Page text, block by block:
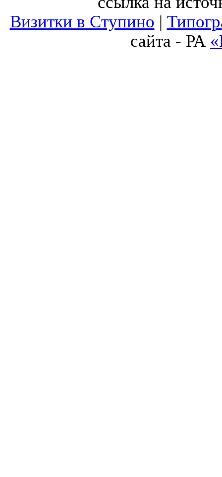
Визитки в Ступино |
сайта - РА